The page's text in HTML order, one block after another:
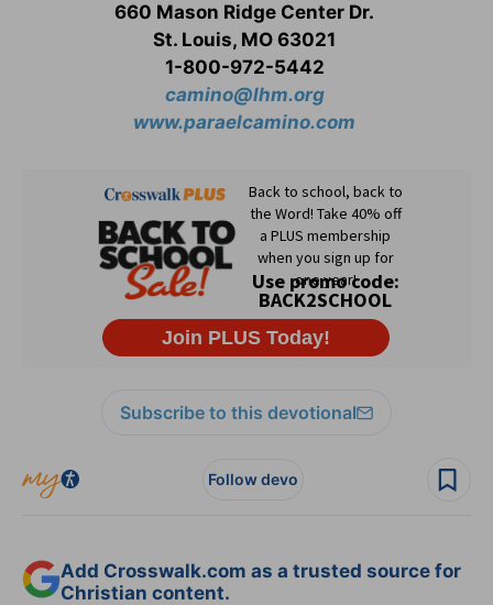
660 Mason Ridge Center Dr.
St. Louis, MO 63021
1-800-972-5442
camino@lhm.org
www.paraelcamino.com
Subscribe to this devotional
Follow devo
Add Crosswalk.com as a trusted source for
Christian content.